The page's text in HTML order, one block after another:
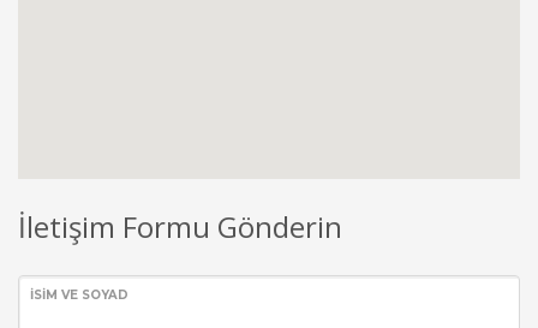
İletişim Formu Gönderin
İSIM VE SOYAD